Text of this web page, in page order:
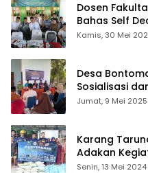
Dosen
Bahas Self
Ijtima Ulama
Kamis, 30 Mei
Desa
Sosialisasi
ID
Jumat, 9 Mei 2025
Karang
Adakan
Dhuafa dan
Senin, 13 Mei 2024